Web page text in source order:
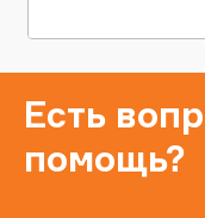
Есть
помощь?